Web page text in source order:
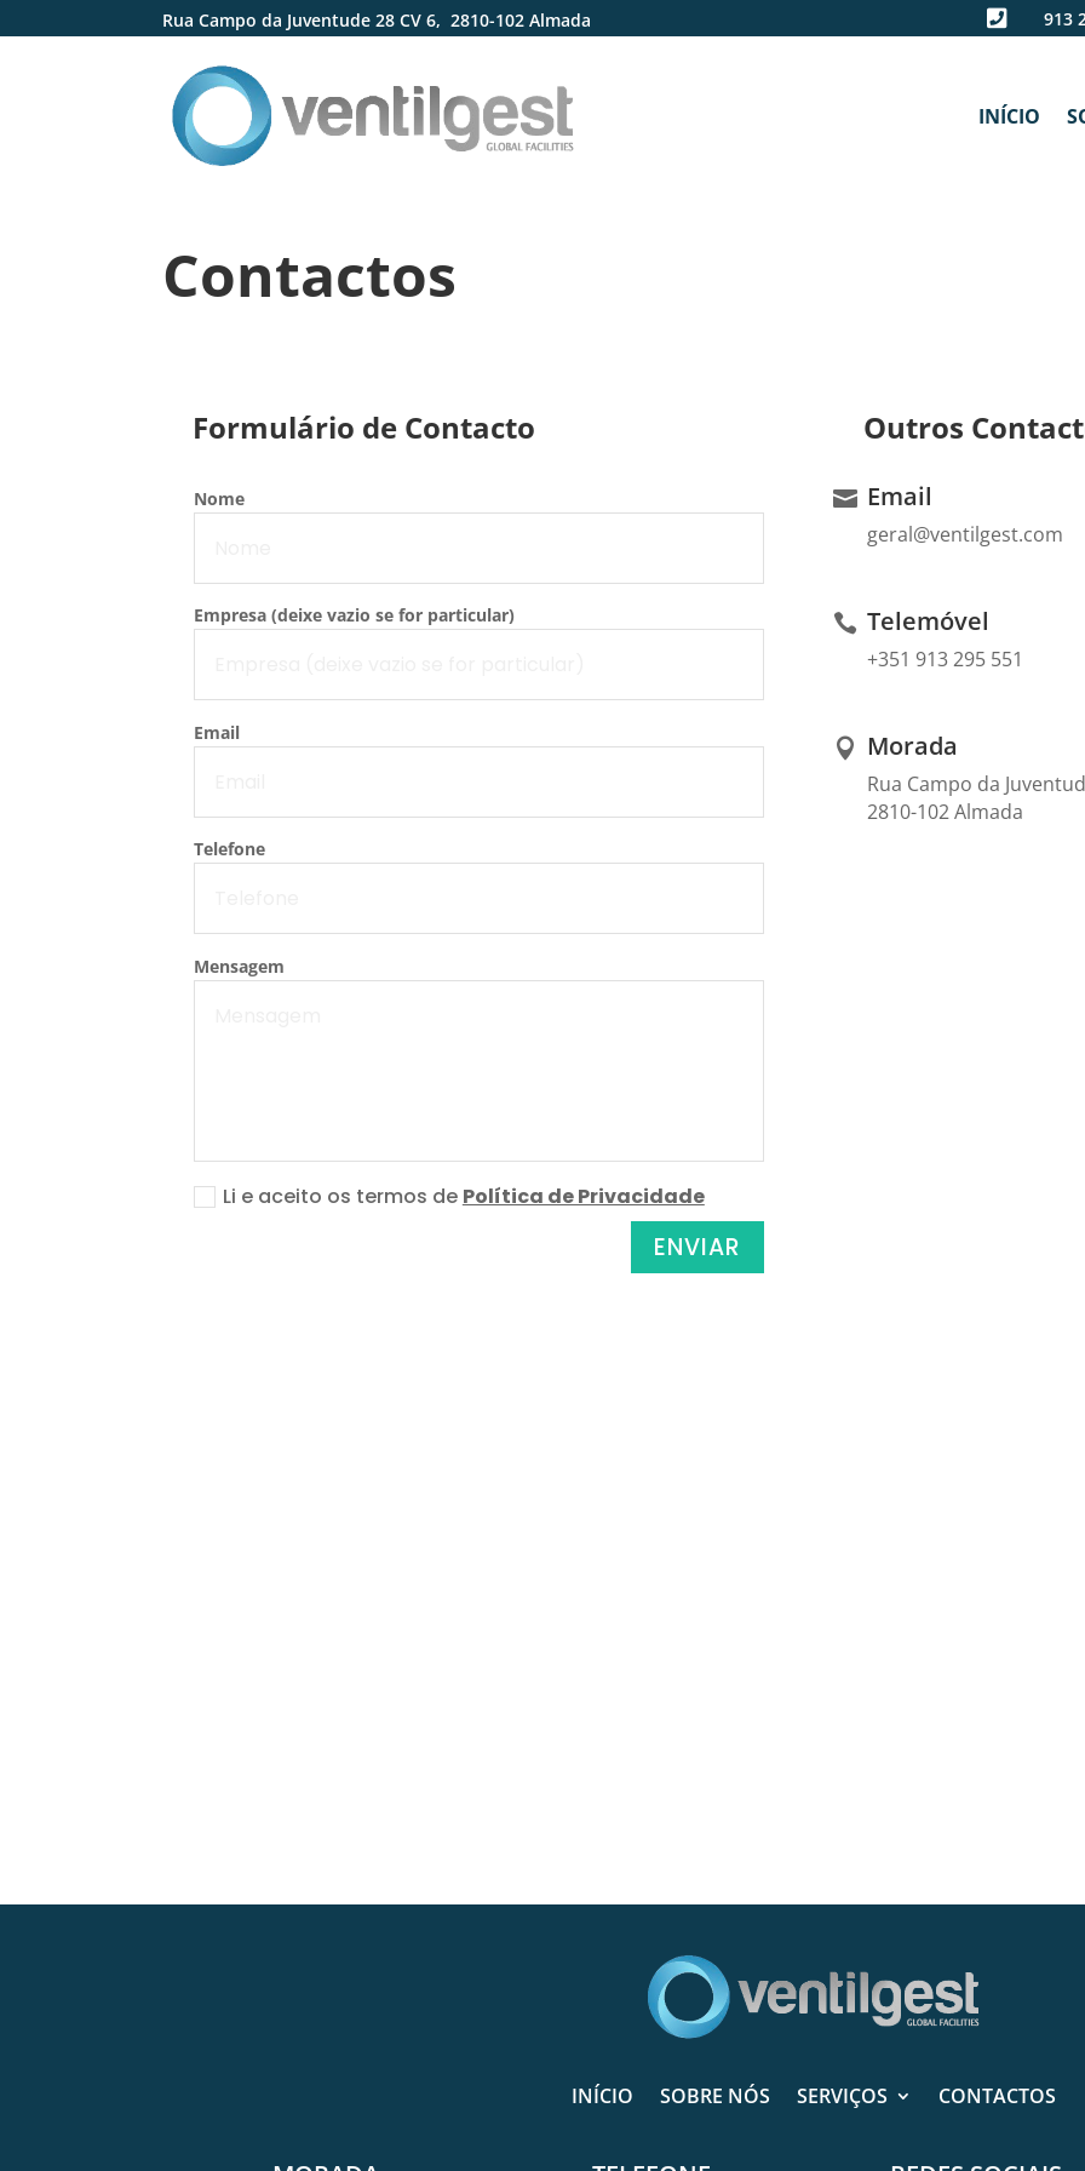
Rua Campo da Juventude 28 CV 6, 2810-102 Almada  913
INÍCIO
Contactos
Formulário de Contacto
Nome
Empresa (deixe vazio se for particular)
Email
Telefone
Mensagem
Li e aceito os termos de Política de Privacidade
ENVIAR
Outros
Email
geral@ventilgest.com
Telemóvel
+351 913 295 551
Morada
Rua Campo da
2810-102 Almada
INÍCIO SOBRE NÓS SERVIÇOS CONTACTOS